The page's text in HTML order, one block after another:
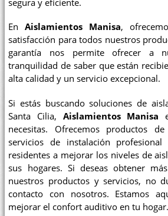
segura y eficiente.
EnAislamientos Manisa,
satisfacción para todos nuestros
garantía nos permite ofrecer a
tranquilidad de saber que están
alta calidad y un servicio excepcional.
Si estás buscando soluciones de
Santa Cilia, Aislamientos Manisa
necesitas. Ofrecemos productos
servicios de instalación
residentes a mejorar los niveles de
sus hogares. Si deseas obtener
nuestros productos y servicios, no
contacto con nosotros. Estamos
mejorar el confort auditivo en tu hogar.